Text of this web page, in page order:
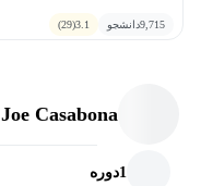
9,715دانشجو 3.1
(29)
Joe Casabona
1دوره